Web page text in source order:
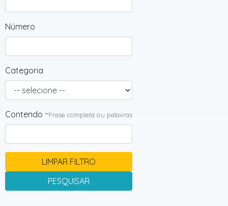
Número
Categoria
Contendo **Frase completa ou palavras
LIMPAR FILTRO
PESQUISAR